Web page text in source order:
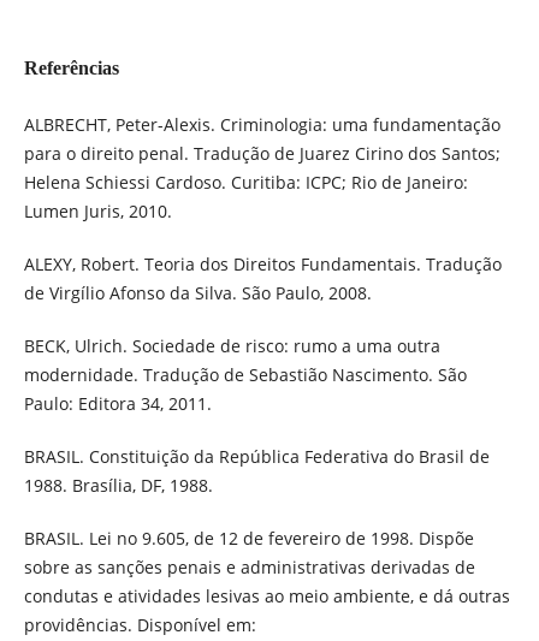
Referências
ALBRECHT, Peter-Alexis. Criminologia: uma fundamentação
para o direito penal. Tradução de Juarez Cirino dos Santos;
Helena Schiessi Cardoso. Curitiba: ICPC; Rio de Janeiro:
Lumen Juris, 2010.
ALEXY, Robert. Teoria dos Direitos Fundamentais. Tradução
de Virgílio Afonso da Silva. São Paulo, 2008.
BECK, Ulrich. Sociedade de risco: rumo a uma outra
modernidade. Tradução de Sebastião Nascimento. São
Paulo: Editora 34, 2011.
BRASIL. Constituição da República Federativa do Brasil de
1988. Brasília, DF, 1988.
BRASIL. Lei no 9.605, de 12 de fevereiro de 1998. Dispõe
sobre as sanções penais e administrativas derivadas de
condutas e atividades lesivas ao meio ambiente, e dá outras
providências. Disponível em: